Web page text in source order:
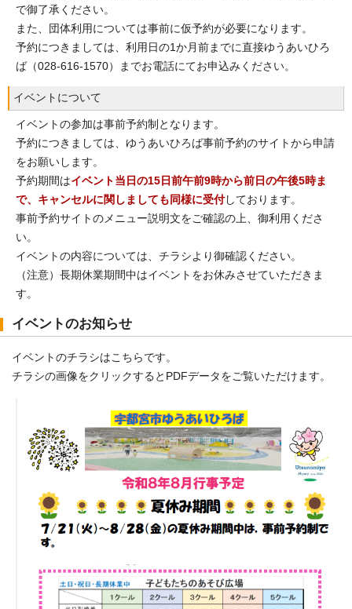
で御了承ください。
また、団体利用については事前に仮予約が必要になります。
予約につきましては、利用日の1か月前までに直接ゆうあいひろ
ば（028-616-1570）までお電話にてお申込みください。
イベントについて
イベントの参加は事前予約制となります。
予約につきましては、ゆうあいひろば事前予約のサイトから申請
をお願いします。
予約期間はイベント当日の15日前午前9時から前日の午後5時ま
で、キャンセルに関しましても同様に受付しております。
事前予約サイトのメニュー説明文をご確認の上、御利用くださ
い。
イベントの内容については、チラシより御確認ください。
（注意）長期休業期間中はイベントをお休みさせていただきま
す。
イベントのお知らせ
イベントのチラシはこちらです。
チラシの画像をクリックするとPDFデータをご覧いただけます。